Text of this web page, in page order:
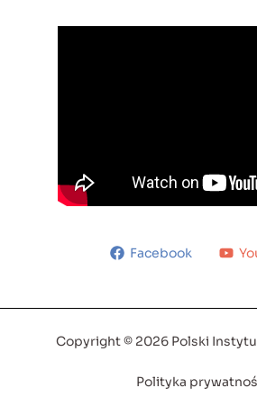
Facebook
Copyright © 2026 Polski
Polityka